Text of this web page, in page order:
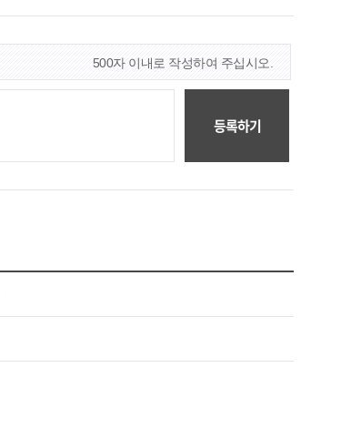
500자 이내로 작성하여 주십시오.
등록하기